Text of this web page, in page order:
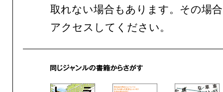
取れない場合もあります。その場
アクセスしてください。